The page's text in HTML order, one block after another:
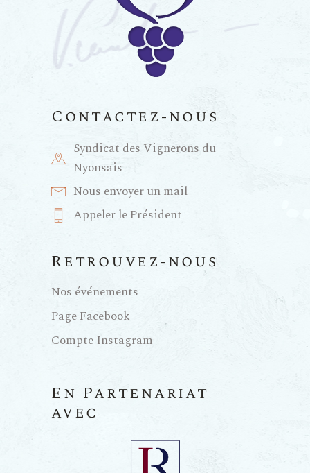
Contactez-nous
Syndicat des Vignerons du
Nyonsais
Nous envoyer un mail
Appeler le Président
Retrouvez-nous
Nos événements
Page Facebook
Compte Instagram
En Partenariat
avec